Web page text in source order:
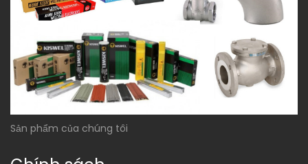
Sản phẩm của chúng tôi